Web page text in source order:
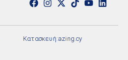
Κατασκευή:azing.cy